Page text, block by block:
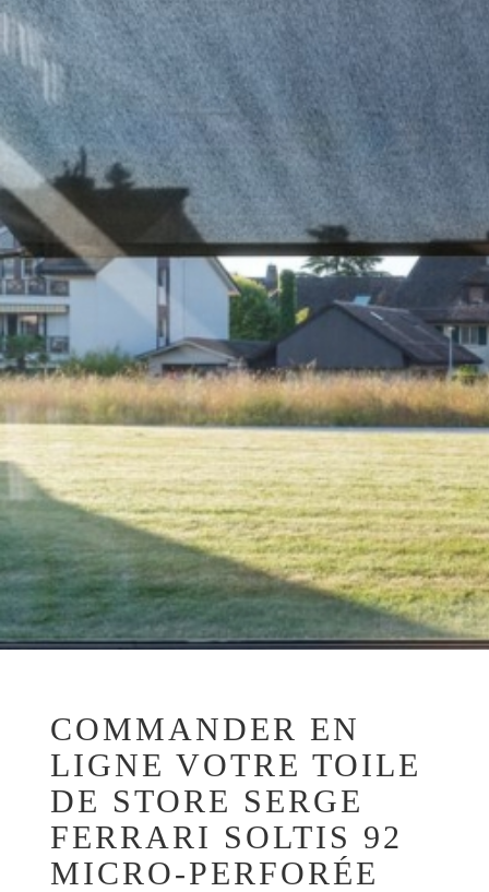
COMMANDER EN
LIGNE VOTRE TOILE
DE STORE SERGE
FERRARI SOLTIS 92
MICRO-PERFORÉE